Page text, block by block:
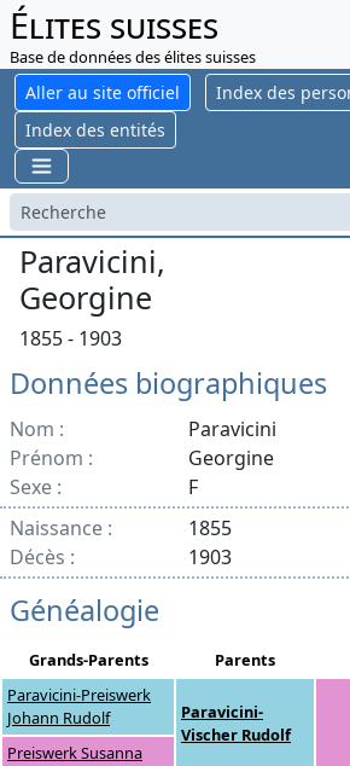
Élites suisses
Base de données des élites suisses
Aller au site officiel
Index des
Index des entités
Paravicini,
Georgine
1855 - 1903
Données biographiques
Nom :
Paravicini
Prénom :
Georgine
Sexe :
F
Naissance :
1855
Décès :
1903
Généalogie
Grands-Parents Parents
Paravicini-Preiswerk
Johann Rudolf
Paravicini-
Vischer Rudolf
Preiswerk Susanna